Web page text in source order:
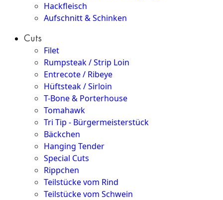
Hackfleisch
Aufschnitt & Schinken
Cuts
Filet
Rumpsteak / Strip Loin
Entrecote / Ribeye
Hüftsteak / Sirloin
T-Bone & Porterhouse
Tomahawk
Tri Tip - Bürgermeisterstück
Bäckchen
Hanging Tender
Special Cuts
Rippchen
Teilstücke vom Rind
Teilstücke vom Schwein